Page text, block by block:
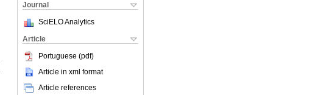
Journal
SciELO Analytics
Article
Portuguese (pdf)
Article in xml format
Article references